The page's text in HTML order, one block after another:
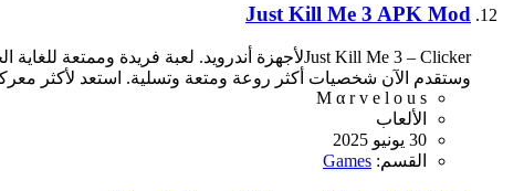
Just Kill Me 3 APK Mod
وستقدم الآن شخصيات أكثر روعة ومتعة وتسلية. استعد لأكثر
M α r v e l o u s
الألعاب
30 يونيو 2025
القسم: Games